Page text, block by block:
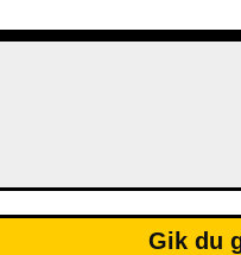
Gik du